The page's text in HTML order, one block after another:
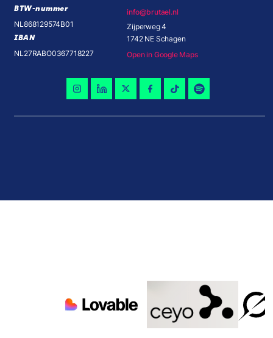
BTW-nummer
NL868129574B01
IBAN
NL27RABO0367718227
info@brutael.nl
Zijperweg 4
1742 NE Schagen
Open in Google Maps